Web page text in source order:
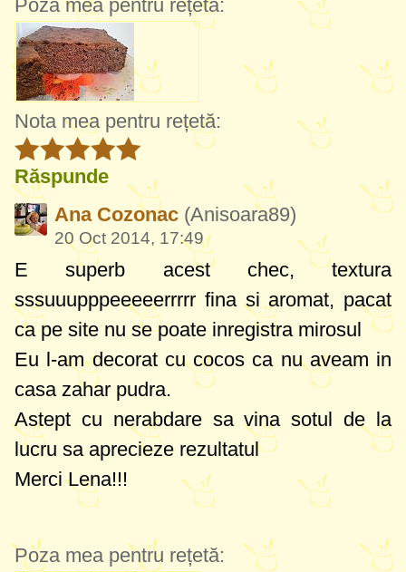
Poza mea pentru rețetă:
Nota mea pentru rețetă:
Răspunde
Ana Cozonac (Anisoara89)
20 Oct 2014, 17:49
E superb acest chec, textura
sssuuupppeeeeerrrrr fina si aromat, pacat
ca pe site nu se poate inregistra mirosul
Eu l-am decorat cu cocos ca nu aveam in
casa zahar pudra.
Astept cu nerabdare sa vina sotul de la
lucru sa aprecieze rezultatul
Merci Lena!!!
Poza mea pentru rețetă: